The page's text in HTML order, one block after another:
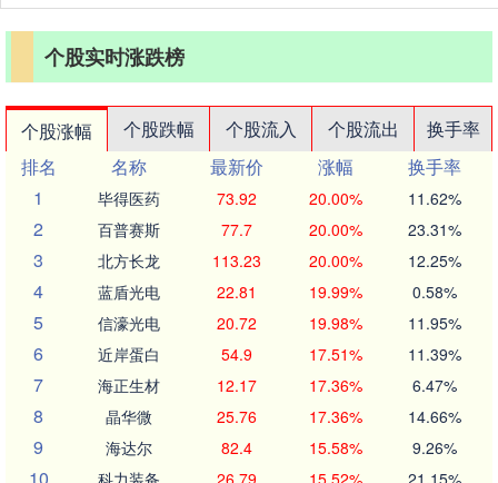
个股实时涨跌榜
个股涨幅 个股跌幅 个股流入 个股流出
换手率
排名
名称 最新价 涨幅
换手率
1
毕得医药 73.92 20.00% 11.62%
2 百普赛斯 77.7 20.00% 23.31%
3 北方长龙 113.23 20.00% 12.25%
4 蓝盾光电 22.81 19.99% 0.58%
5 信濠光电 20.72 19.98% 11.95%
6 近岸蛋白 54.9 17.51% 11.39%
7 海正生材 12.17 17.36% 6.47%
8 晶华微 25.76 17.36% 14.66%
9 海达尔 82.4 15.58% 9.26%